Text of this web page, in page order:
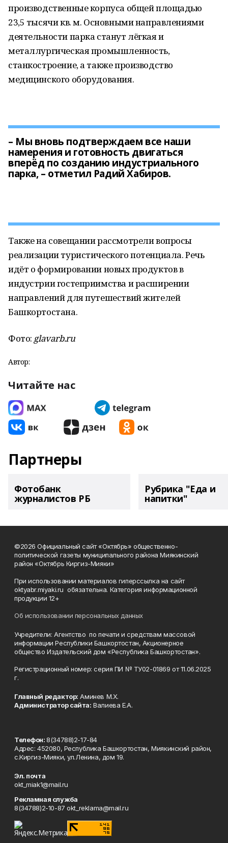
производственные корпуса общей площадью
23,5 тысячи кв. м. Основными направлениями
деятельности парка станут лёгкая и
металлургическая промышленность,
станкостроение, а также производство
медицинского оборудования.
– Мы вновь подтверждаем все наши
намерения и готовность двигаться
вперёд по созданию индустриального
парка, – отметил Радий Хабиров.
Также на совещании рассмотрели вопросы
реализации туристического потенциала. Речь
идёт о формировании новых продуктов в
индустрии гостеприимства и расширении
направлений для путешествий жителей
Башкортостана.
Фото: glavarb.ru
Автор:
Читайте нас
Партнеры
Фотобанк
журналистов РБ
Рубрика "Еда и
напитки"
©2026 Официальный сайт «Октябрь» общественно-
политической газеты муниципального района Миякинский
район «Октябрь Киргиз-Мияки»
При использовании материалов гиперссылка на сайт
oktyabr.miyaki.ru обязательна. Категория информационной
продукции 12+
Об использовании персональных данных
Учредители: Агентство по печати и средствам массовой
информации Республики Башкортостан, Акционерное
общество Издательский дом «Республика Башкортостан».
Регистрационный номер: серия ПИ № ТУ02-01869 от 11.06.2025
г.
Главный редактор: Аминев М.Х.
Администратор сайта: Валиева Е.А.
Телефон:8(34788)2-17-84
Адрес: 452080, Республика Башкортостан, Миякинский район,
с.Киргиз-Мияки, ул.Ленина, дом 19.
Эл. почта
okt_miak1@mail.ru
Рекламная служба
8(34788)2-10-87 okt_reklama@mail.ru